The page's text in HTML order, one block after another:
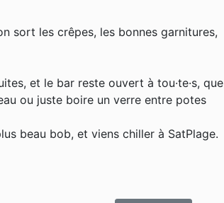
sort les crêpes, les bonnes garnitures,
et le bar reste ouvert à tou·te·s, que
ou juste boire un verre entre potes
beau bob, et viens chiller à SatPlage.